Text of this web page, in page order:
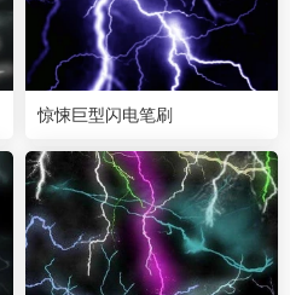
惊悚巨型闪电笔刷